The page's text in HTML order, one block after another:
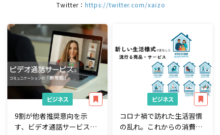
Twitter： https://twitter.com/xaizo
ビジネス
9割が他者推奨意向を示
す、ビデオ通話サービスの
ビジネス
コロナ禍で訪れた生活習慣
の乱れ。これからの消費行